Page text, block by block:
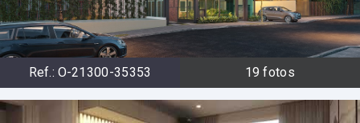
Ref.: O-21300-35353 19 fotos